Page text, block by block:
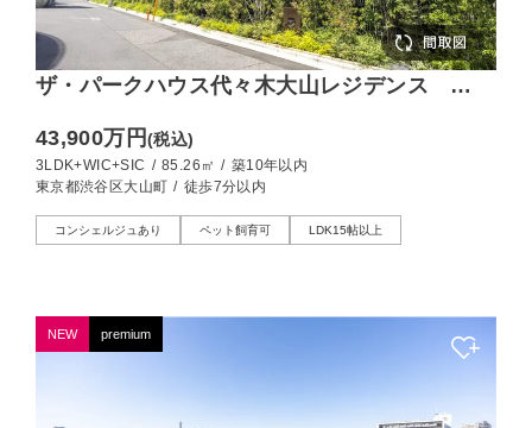
ザ・パークハウス代々木大山レジデンス
ス
43,900万円(税込)
3LDK+WIC+SIC / 85.26㎡ / 築10年以内
東京都渋谷区大山町 / 徒歩7分以内
コンシェルジュあり ペット飼育可 LDK15帖以上
NEW premium